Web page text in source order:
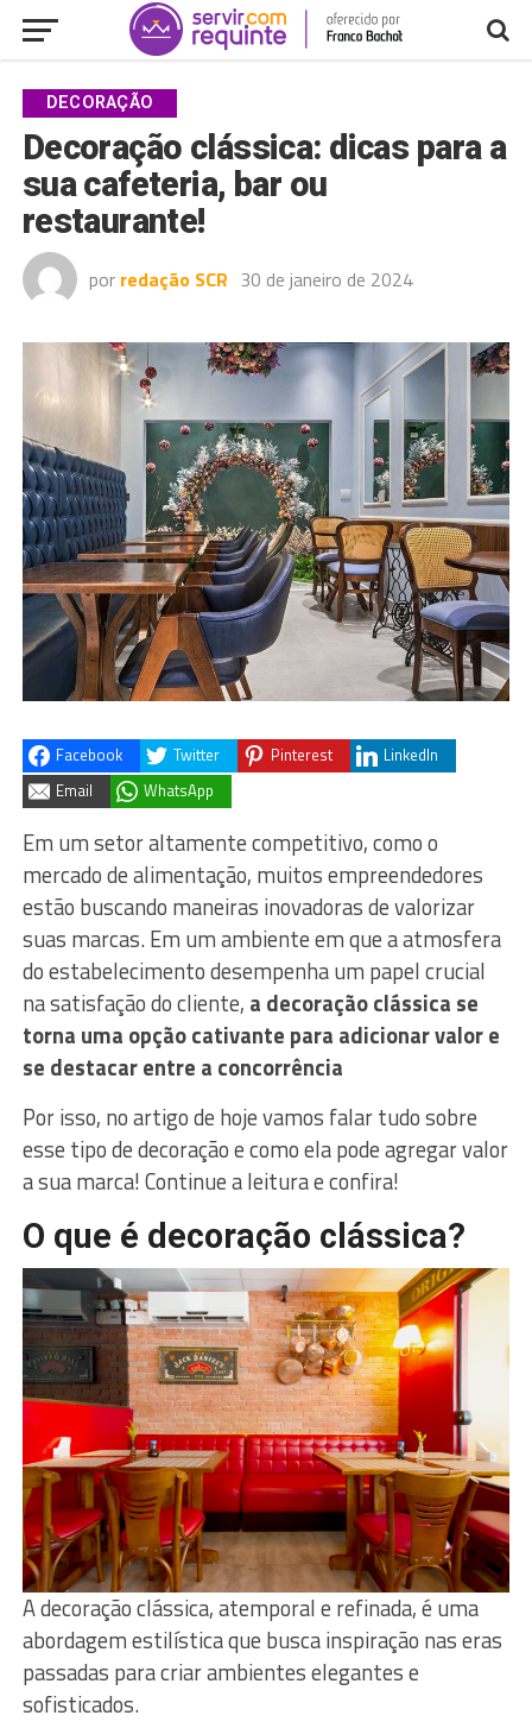
DECORAÇÃO
Decoração clássica: dicas para a
sua cafeteria, bar ou
restaurante!
por redação SCR 30 de janeiro de 2024
Facebook Twitter Pinterest
LinkedIn
Email
WhatsApp
Em um setor altamente competitivo, como o
mercado de alimentação, muitos empreendedores
estão buscando maneiras inovadoras de valorizar
suas marcas. Em um ambiente em que a atmosfera
do estabelecimento desempenha um papel crucial
na satisfação do cliente, a decoração clássica se
torna uma opção cativante para adicionar valor e
se destacar entre a concorrência
Por isso, no artigo de hoje vamos falar tudo sobre
esse tipo de decoração e como ela pode agregar valor
a sua marca! Continue a leitura e confira!
O que é decoração clássica?
A decoração clássica, atemporal e refinada, é uma
abordagem estilística que busca inspiração nas eras
passadas para criar ambientes elegantes e
sofisticados.